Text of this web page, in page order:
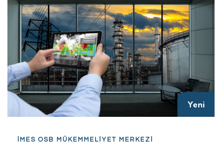
Yeni
İMES OSB MÜKEMMELİYET MERKEZİ